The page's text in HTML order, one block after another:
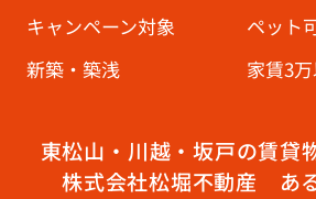
キャンペーン対象
ペット
新築・築浅
家賃3
東松山・川越・坂戸の賃貸
株式会社松堀不動産 あ